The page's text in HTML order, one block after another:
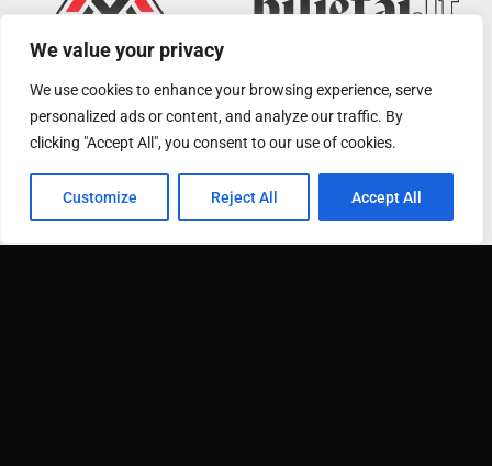
We value your privacy
We use cookies to enhance your browsing experience, serve
personalized ads or content, and analyze our traffic. By
clicking "Accept All", you consent to our use of cookies.
Customize Reject All Accept All